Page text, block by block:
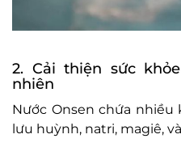
2. Cải thiện sức
nhiên
Nước Onsen chứa
lưu huỳnh, natri, magiê,